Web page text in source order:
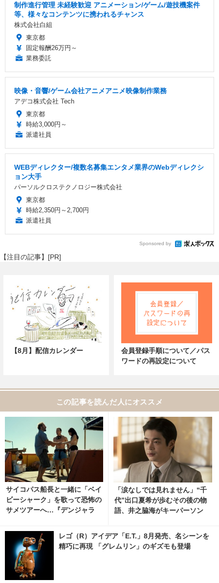
制作進行管理 未経験歓迎 アニメーション/ゲーム/遊技機案件
等、様々なコンテンツに携われるチャンス
株式会社白組
東京都
固定報酬26万円～
業務委託
映像・音響/ゲーム会社アニメアニメ映像制作業務
アデコ株式会社 Tech
東京都
時給3,000円～
派遣社員
WEBディレクター/複数名募集エンタメ業界のWebディレクシ
ョン大手
パーソルクロステクノロジー株式会社
東京都
時給2,350円～2,700円
派遣社員
Sponsored by
【注目の記事】[PR]
【8月】配信カレンダー
会員登録手順について／パス
ワードの再設定について
この記事を読んだ人にオススメ
サイコパス船長と一緒に「ベイ
ビーシャーク」を歌って恐怖の
サメツアーへ…『デンジャラ
編映像
「涙なしでは見れません」“千
代”出口夏希が歩むその後の物
語、井之脇海がキーパーソン
出会いたい。』
レゴ（R）アイデア「E.T.」8月発売、名シーンを
精巧に再現 「グレムリン」のギズモも登場